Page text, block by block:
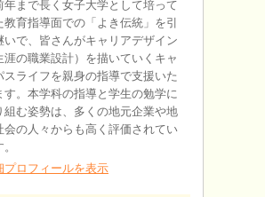
年まで長く女子大学として培って
教育指導面での「よき伝統」を引
いで、皆さんがキャリアデザイン
涯の職業設計）を描いていくキャ
スライフを親身の指導で支援いた
す。本学科の指導と学生の勉学に
組む姿勢は、多くの地元企業や地
会の人々からも高く評価されてい
プロフィールを表示